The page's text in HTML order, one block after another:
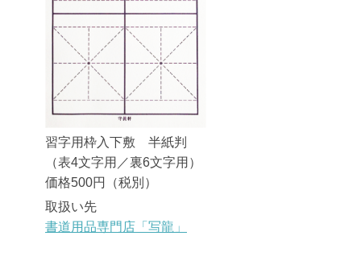
習字用枠入下敷 半紙判
（表4文字用／裏6文字用）
価格500円（税別）
取扱い先
書道用品専門店「写龍」